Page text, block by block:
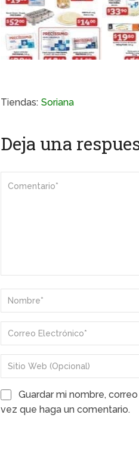
Tiendas: Soriana
Deja una
Guardar mi nombre,
vez que haga un comentario.